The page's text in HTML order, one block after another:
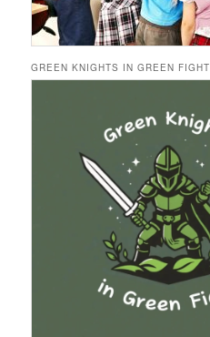
GREEN KNIGHTS IN GREEN FIGHT